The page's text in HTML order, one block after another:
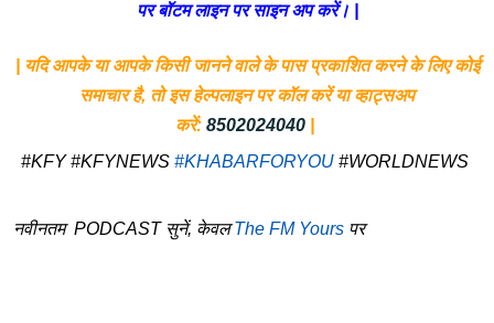
पर बॉटम लाइन पर साइन अप करें। |
| यदि आपके या आपके किसी जानने वाले के पास प्रकाशित करने के लिए कोई
समाचार है, तो इस हेल्पलाइन पर कॉल करें या व्हाट्सअप
करें: 8502024040
#KFY #KFYNEWS #KHABARFORYOU #WORLDNEWS
नवीनतम PODCAST सुनें, केवलThe FM Yours पर